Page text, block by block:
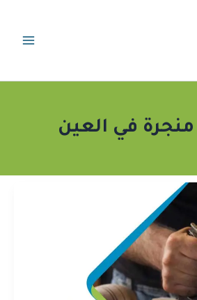
في العين